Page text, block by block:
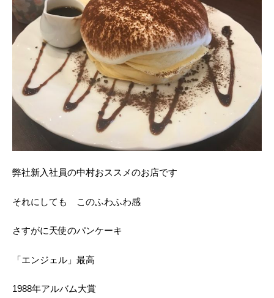
弊社新入社員の中村おススメのお店です
それにしても このふわふわ感
さすがに天使のパンケーキ
「エンジェル」最高
1988年アルバム大賞